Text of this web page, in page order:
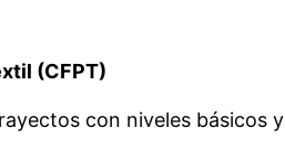
(CFPT)
con niveles básicos y